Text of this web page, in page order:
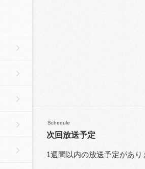
Schedule
次回放送予定
1週間以内の放送予定があり